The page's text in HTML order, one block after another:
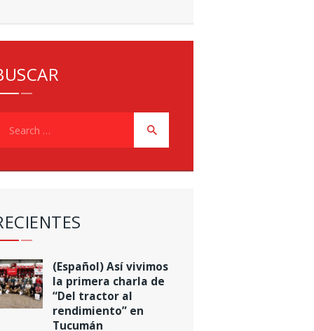
(Español) Así vivimos
la primera charla de
“Del tractor al
rendimiento” en
Tucumán